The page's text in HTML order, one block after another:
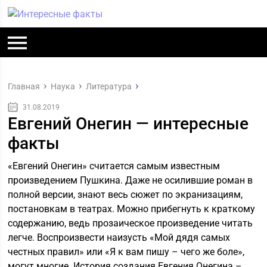
Главная Наука Литература
31.08.2019
Евгений Онегин — интересные
факты
«Евгений Онегин» считается самым известным
произведением Пушкина. Даже не осилившие роман в
полной версии, знают весь сюжет по экранизациям,
постановкам в театрах. Можно прибегнуть к краткому
содержанию, ведь прозаическое произведение читать
легче. Воспроизвести наизусть «Мой дядя самых
честных правил» или «Я к вам пишу – чего же боле»,